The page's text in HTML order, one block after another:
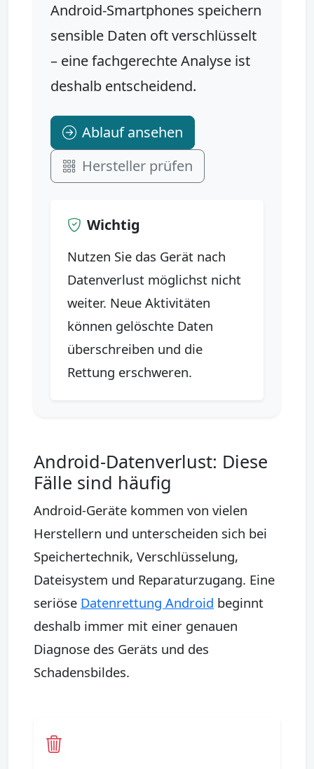
Android-Smartphones speichern
sensible Daten oft verschlüsselt
– eine fachgerechte Analyse ist
deshalb entscheidend.
Ablauf ansehen
Hersteller prüfen
Wichtig
Nutzen Sie das Gerät nach
Datenverlust möglichst nicht
weiter. Neue Aktivitäten
können gelöschte Daten
überschreiben und die
Rettung erschweren.
Android-Datenverlust: Diese
Fälle sind häufig
Android-Geräte kommen von vielen
Herstellern und unterscheiden sich bei
Speichertechnik, Verschlüsselung,
Dateisystem und Reparaturzugang. Eine
seriöse Datenrettung Android beginnt
deshalb immer mit einer genauen
Diagnose des Geräts und des
Schadensbildes.